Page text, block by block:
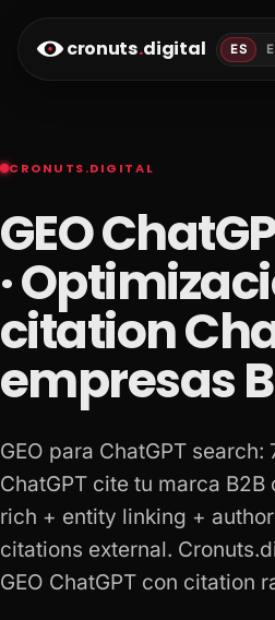
cronuts.digital ES
CRONUTS.DIGITAL
GEO
·
citation
empresas
GEO para ChatGPT
ChatGPT cite tu marca
rich + entity linking +
citations external.
GEO ChatGPT con citation